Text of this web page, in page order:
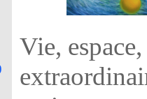
Vie,